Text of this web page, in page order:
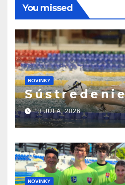
You missed
NOVINKY
S ú s t r e d e n i e
13 JÚLA, 2026
NOVINKY